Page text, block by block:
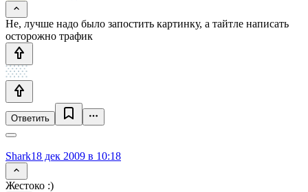
Не, лучше надо было запостить картинку, а тайтле написать
осторожно трафик
Ответить
Shark18 дек 2009 в 10:18
Жестоко :)